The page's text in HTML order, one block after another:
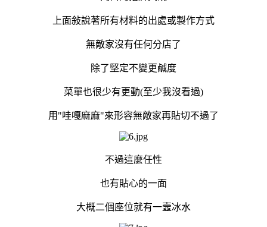
上面敍說著所有材料的出處或製作方式
無敵家沒有任何分店了
除了堅定不變更鹹度
菜單也很少有更動(至少我沒看過)
用"哇嘎麻麻"來形容無敵家再貼切不過了
不過這麼任性
也有貼心的一面
大概二個座位就有一壼冰水